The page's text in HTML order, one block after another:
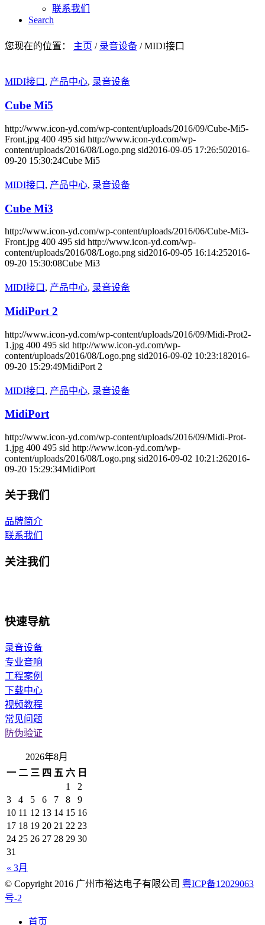
联系我们
Search
您现在的位置： 主页 / 录音设备 / MIDI接口
MIDI接口 , 产品中心, 录音设备
Cube Mi5
http://www.icon-yd.com/wp-content/uploads/2016/09/Cube-Mi5-
Front.jpg 400 495 sid http://www.icon-yd.com/wp-
content/uploads/2016/08/Logo.png sid2016-09-05 17:26:502016-
09-20 15:30:24Cube Mi5
MIDI接口 , 产品中心, 录音设备
Cube Mi3
http://www.icon-yd.com/wp-content/uploads/2016/06/Cube-Mi3-
Front.jpg 400 495 sid http://www.icon-yd.com/wp-
content/uploads/2016/08/Logo.png sid2016-09-05 16:14:252016-
09-20 15:30:08Cube Mi3
MIDI接口 , 产品中心, 录音设备
MidiPort 2
http://www.icon-yd.com/wp-content/uploads/2016/09/Midi-Prot2-
1.jpg 400 495 sid http://www.icon-yd.com/wp-
content/uploads/2016/08/Logo.png sid2016-09-02 10:23:182016-
09-20 15:29:49MidiPort 2
MIDI接口 , 产品中心, 录音设备
MidiPort
http://www.icon-yd.com/wp-content/uploads/2016/09/Midi-Prot-
1.jpg 400 495 sid http://www.icon-yd.com/wp-
content/uploads/2016/08/Logo.png sid2016-09-02 10:21:262016-
09-20 15:29:34MidiPort
关于我们
品牌简介
联系我们
关注我们
快速导航
录音设备
专业音响
工程案例
下载中心
视频教程
常见问题
防伪验证
2026年8月
一 二 三 四 五 六 日
« 3月
1
2
3
4 5 6 7 8
9
10 11 12 13 14 15 16
17 18 19 20 21 22 23
24 25 26 27 28 29 30
31
© Copyright 2016 广州市裕达电子有限公司 粤ICP备12029063
号-2
首页